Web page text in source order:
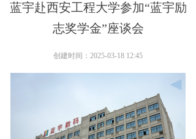
蓝宇赴西安工程大学参加“蓝宇励
志奖学金”座谈会
创建时间： 2025-03-18 12:45